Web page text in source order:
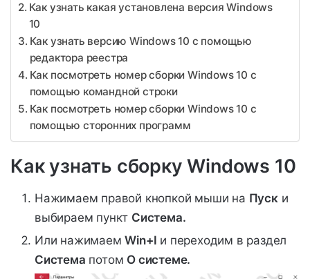
Как узнать какая установлена версия Windows
10
Как узнать версию Windows 10 с помощью
редактора реестра
Как посмотреть номер сборки Windows 10 с
помощью командной строки
Как посмотреть номер сборки Windows 10 с
помощью сторонних программ
Как узнать сборку Windows 10
Нажимаем правой кнопкой мыши на Пуски
выбираем пункт Система.
Или нажимаемWin+I и переходим в раздел
Система потом О системе.